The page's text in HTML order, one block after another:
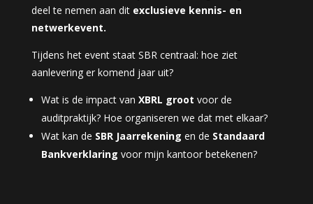
deel te nemen aan dit exclusieve kennis- en
netwerkevent.
Tijdens het event staat SBR centraal: hoe ziet
aanlevering er komend jaar uit?
Wat is de impact van XBRL groot voor de
auditpraktijk? Hoe organiseren we dat met elkaar?
Wat kan de SBR Jaarrekening en de Standaard
Bankverklaring voor mijn kantoor betekenen?